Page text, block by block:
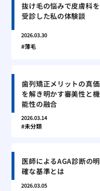
抜け毛の悩みで皮膚科を
受診した私の体験談
2026.03.30
薄毛
歯列矯正メリットの真価
を解き明かす審美性と機
能性の融合
2026.03.14
未分類
医師によるAGA診断の明
確な基準とは
2026.03.05